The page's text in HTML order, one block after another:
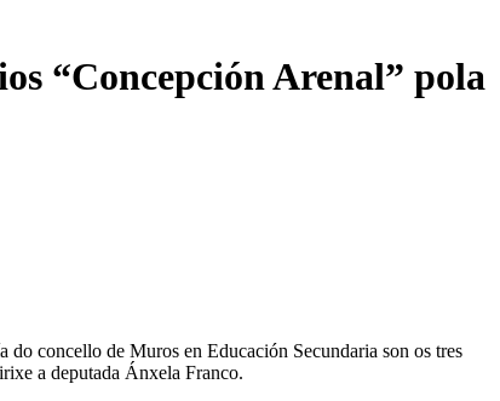
“Concepción Arenal” pola
concello de Muros en Educación Secundaria son os tres
a deputada Ánxela Franco.